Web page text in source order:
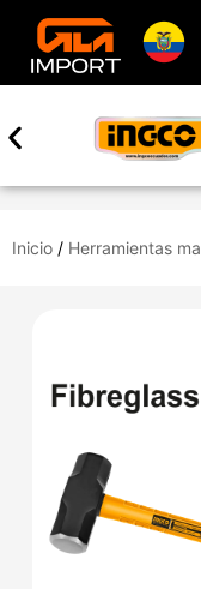
Inicio / Herramientas